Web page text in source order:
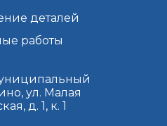
ул. Малая
д. 1, к. 1
деталей
работы